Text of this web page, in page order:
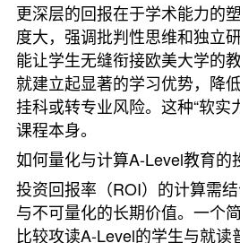
更深层的回报在于学术能力的
度大，强调批判性思维和独立
能让学生无缝衔接欧美大学的
就建立起显著的学习优势，降
挂科或转专业风险。这种“软实
课程本身。
如何量化与计算A-Level教育的
投资回报率（ROI）的计算需
与不可量化的长期价值。一个
比较攻读A-Level的学生与就读